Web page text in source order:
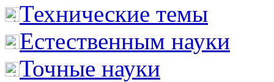
Технические темы
Естественным науки
Точные науки